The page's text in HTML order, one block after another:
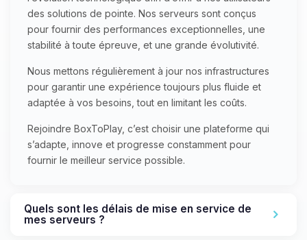
des solutions de pointe. Nos serveurs sont conçus
pour fournir des performances exceptionnelles, une
stabilité à toute épreuve, et une grande évolutivité.
Nous mettons régulièrement à jour nos infrastructures
pour garantir une expérience toujours plus fluide et
adaptée à vos besoins, tout en limitant les coûts.
Rejoindre BoxToPlay, c’est choisir une plateforme qui
s’adapte, innove et progresse constamment pour
fournir le meilleur service possible.
Quels sont les délais de mise en service de
mes serveurs ?